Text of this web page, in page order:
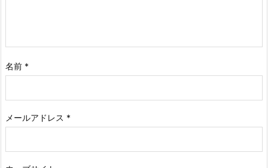
名前 *
メールアドレス *